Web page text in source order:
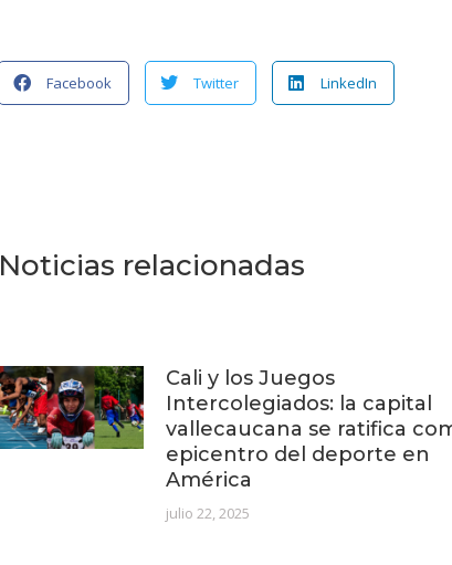
Facebook Twitter LinkedIn
Noticias relacionadas
Cali y los Juegos
Intercolegiados: la capital
vallecaucana se ratifica
epicentro del deporte en
América
julio 22, 2025